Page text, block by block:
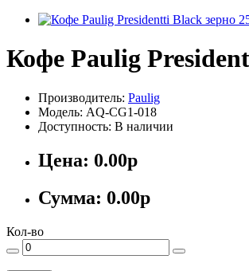
Кофе Paulig
Производитель: Paulig
Модель: AQ-CG1-018
Доступность: В наличии
Цена: 0.00р
Сумма: 0.00р
Кол-во